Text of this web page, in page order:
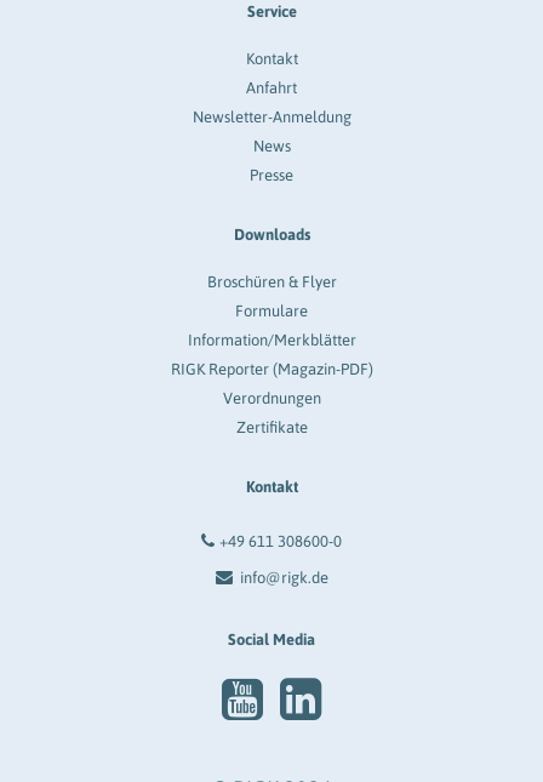
Service
Kontakt
Anfahrt
Newsletter-Anmeldung
News
Presse
Downloads
Broschüren & Flyer
Formulare
Information/Merkblätter
RIGK Reporter (Magazin-PDF)
Verordnungen
Zertifikate
Kontakt
+49 611 308600-0
info@rigk.de
Social Media